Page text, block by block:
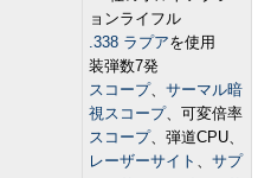
ョンライフル
.338 ラプアを使用
装弾数7発
スコープ、 サーマル暗
視スコープ、可変倍率
スコープ、弾道CPU、
レーザーサイト 、 サプ